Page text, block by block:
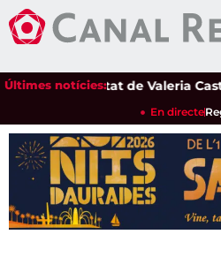
Últimes notícies:
La sensibilitat de Valeria Castro
En directe